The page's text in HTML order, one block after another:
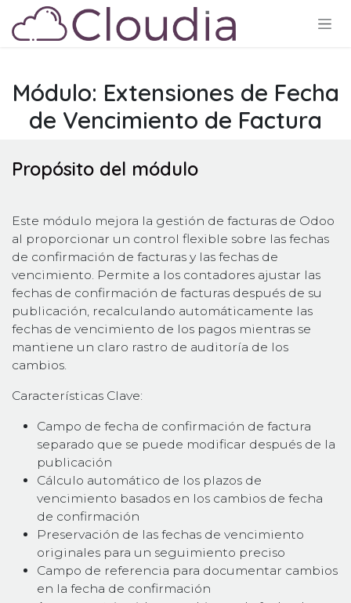
Ir al contenido
Módulo: Extensiones de Fecha
de Vencimiento de Factura
Propósito del módulo
Este módulo mejora la gestión de facturas de Odoo
al proporcionar un control flexible sobre las fechas
de confirmación de facturas y las fechas de
vencimiento. Permite a los contadores ajustar las
fechas de confirmación de facturas después de su
publicación, recalculando automáticamente las
fechas de vencimiento de los pagos mientras se
mantiene un claro rastro de auditoría de los
cambios.
Características Clave:
Campo de fecha de confirmación de factura
separado que se puede modificar después de la
publicación
Cálculo automático de los plazos de
vencimiento basados en los cambios de fecha
de confirmación
Preservación de las fechas de vencimiento
originales para un seguimiento preciso
Campo de referencia para documentar cambios
en la fecha de confirmación